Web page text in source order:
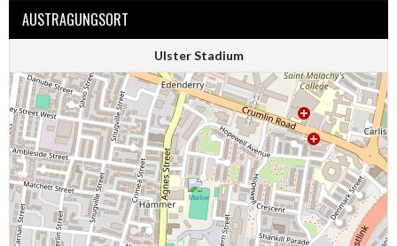
AUSTRAGUNGSORT
Ulster Stadium